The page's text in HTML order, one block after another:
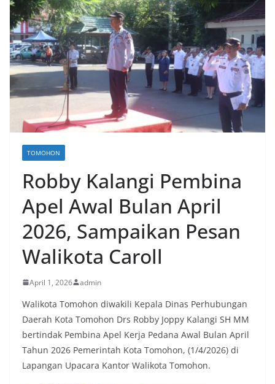
TOMOHON
Robby Kalangi Pembina
Apel Awal Bulan April
2026, Sampaikan Pesan
Walikota Caroll
April 1, 2026 admin
Walikota Tomohon diwakili Kepala Dinas Perhubungan
Daerah Kota Tomohon Drs Robby Joppy Kalangi SH MM
bertindak Pembina Apel Kerja Pedana Awal Bulan April
Tahun 2026 Pemerintah Kota Tomohon, (1/4/2026) di
Lapangan Upacara Kantor Walikota Tomohon.